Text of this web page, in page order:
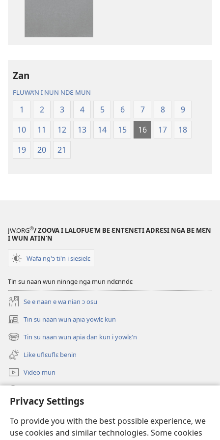
Privacy Settings
To provide you with the best possible experience, we
use cookies and similar technologies. Some cookies
Ɲanmiɛn
Ndɛ’n
—
Mɛn
Zan
FLUWA’N I NUN NDƐ MUN
1 2 3 4 5 6 7 8
9
10
11 12 13 14 15 16 17
18
19
20 21
JW.ORG®/ ZOOVA I LALOFUƐ'M BE ƐNTƐNƐTI ADRƐSI NGA BE MƐN
I WUN ATIN'N
Wafa ng'ɔ ti'n i siesielɛ
Tin su naan wun ninnge nga mun ndɛnndɛ
Se e naan e wa nian ɔ osu
Tin su naan wun aɲia yowlɛ kun
(opens
new
window)
Tin su naan wun aɲia dan kun i yowlɛ'n
(opens
new
window)
Like uflɛuflɛ benin
Video mun
(opens
window)